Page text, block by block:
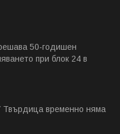
50-годишен
при блок 24 в
временно няма